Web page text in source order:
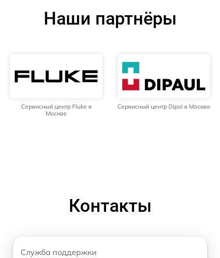
Наши партнёры
Сервисный центр Fluke в
Москве
Сервисный центр Dipol в Москве
Контакты
Служба поддержки